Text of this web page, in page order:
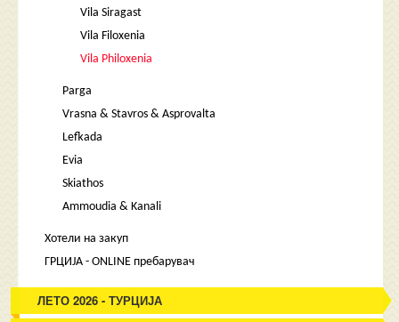
Vila Siragast
Vila Filoxenia
Vila Philoxenia
Parga
Vrasna & Stavros & Asprovalta
Lefkada
Evia
Skiathos
Ammoudia & Kanali
Хотели на закуп
ГРЦИЈА - ONLINE пребарувач
ЛЕТО 2026 - ТУРЦИЈА